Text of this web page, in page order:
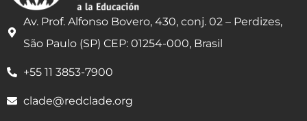
Av. Prof. Alfonso Bovero, 430, conj. 02 – Perdizes,
São Paulo (SP) CEP: 01254-000, Brasil
+55 11 3853-7900
clade@redclade.org